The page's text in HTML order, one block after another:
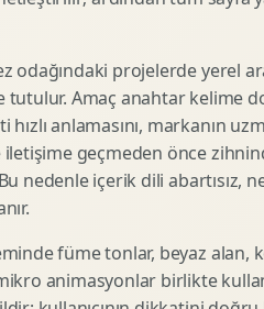
3D Lansman Filmi
Afis Tasarimi
Brosur Tasarimi
Sunum Tasarimi
Katalog Tasarimi
odağındaki projelerde yerel
tutulur. Amaç anahtar kelime
anlamasını, markanın
geçmeden önce
nedenle içerik dili abartısız,
füme tonlar, beyaz
animasyonlar birlikte